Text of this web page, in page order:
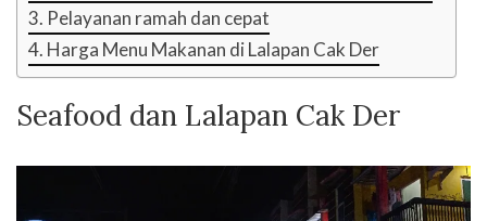
Pelayanan ramah dan cepat
Harga Menu Makanan di Lalapan Cak Der
Seafood dan Lalapan Cak Der